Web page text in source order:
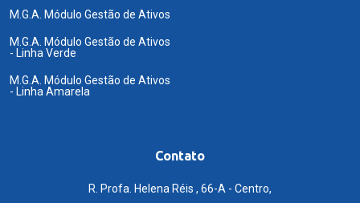
M.G.A. Módulo Gestão de Ativos
M.G.A. Módulo Gestão de Ativos
- Linha Verde
M.G.A. Módulo Gestão de Ativos
- Linha Amarela
Contato
R. Profa. Helena Réis , 66-A - Centro,